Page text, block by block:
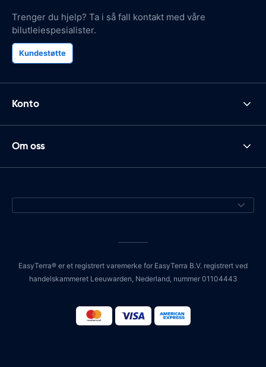
Trenger du hjelp? Ta i så fall kontakt med våre
bilutleiespesialister.
Kundestøtte
Konto
Om oss
EasyTerra® er et registrert varemerke for EasyTerra B.V. registrert ved
handelskammeret Leeuwarden, Nederland, nummer 01104443